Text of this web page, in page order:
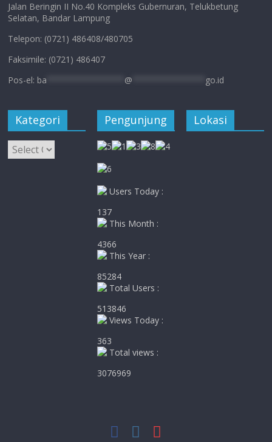
Jalan Beringin II No.40 Kompleks Gubernuran, Telukbetung
Selatan, Bandar Lampung
Telepon: (0721) 486408/480705
Faksimile: (0721) 486407
Pos-el: ba @ go.id
Kategori
Kategori
Pengunjung
Users Today :
137
This Month :
4366
This Year :
85284
Total Users :
513846
Views Today :
363
Total views :
3076969
Lokasi